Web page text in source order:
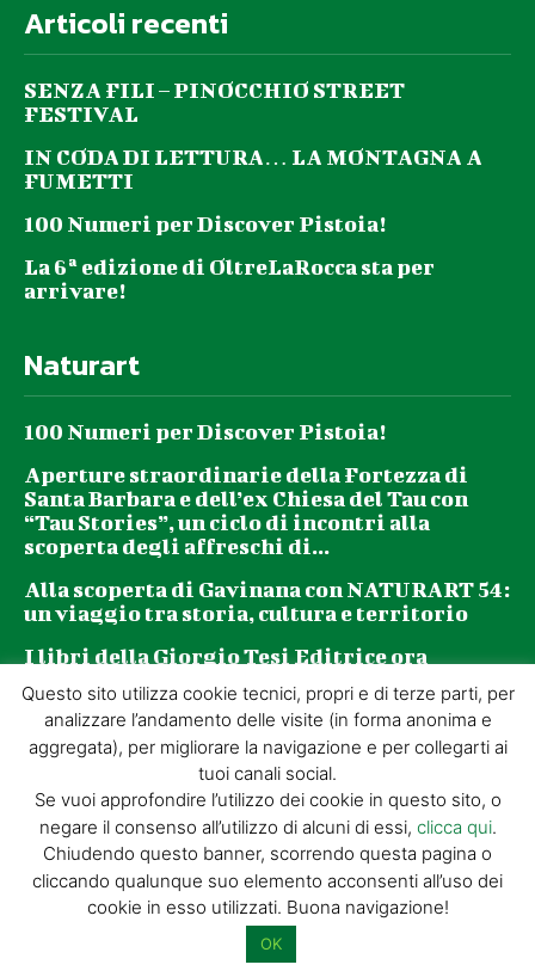
Articoli recenti
SENZA FILI – PINOCCHIO STREET
FESTIVAL
IN CODA DI LETTURA… LA MONTAGNA A
FUMETTI
100 Numeri per Discover Pistoia!
La 6ª edizione di OltreLaRocca sta per
arrivare!
Naturart
100 Numeri per Discover Pistoia!
Aperture straordinarie della Fortezza di
Santa Barbara e dell’ex Chiesa del Tau con
“Tau Stories”, un ciclo di incontri alla
scoperta degli affreschi di...
Alla scoperta di Gavinana con NATURART 54:
un viaggio tra storia, cultura e territorio
I libri della Giorgio Tesi Editrice ora
acquistabili al NATURART Village
Newsletter
La tua email (richiesto)
Acconsento al trattamento dei miei dati personali per l’invio di
materiale informativo e promozionale tramite il servizio di
Questo sito utilizza cookie tecnici, propri e di terze parti, per
analizzare l’andamento delle visite (in forma anonima e
aggregata), per migliorare la navigazione e per collegarti ai
tuoi canali social.
Se vuoi approfondire l’utilizzo dei cookie in questo sito, o
negare il consenso all’utilizzo di alcuni di essi, clicca qui.
Chiudendo questo banner, scorrendo questa pagina o
cliccando qualunque suo elemento acconsenti all’uso dei
cookie in esso utilizzati. Buona navigazione!
OK